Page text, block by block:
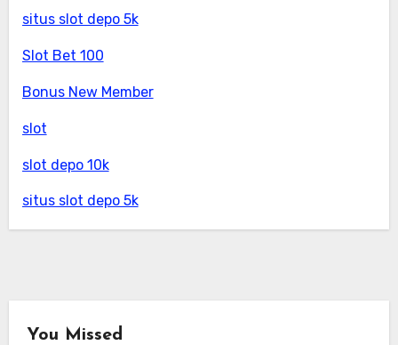
situs slot depo 5k
Slot Bet 100
Bonus New Member
slot
slot depo 10k
situs slot depo 5k
You Missed